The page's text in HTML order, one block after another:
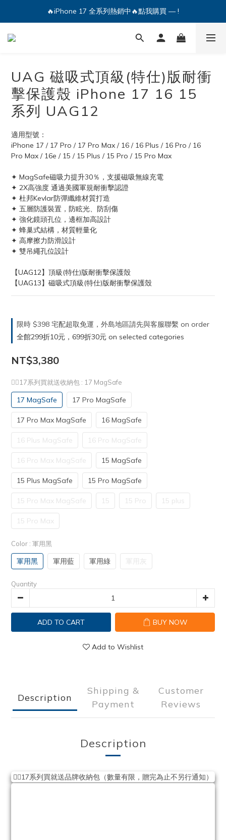
🔥iPhone 17 全系列熱銷中🔥點我購買 — !
🔥iPhone 17 全系列熱銷中🔥點我購買 — !
💕加入Q哥 Line 新好友領優惠券！🎫
UAG 磁吸式頂級(特仕)版耐衝
擊保護殼 iPhone 17 16 15
系列 UAG12
適用型號：
iPhone 17 / 17 Pro / 17 Pro Max / 16 / 16 Plus / 16 Pro / 16
Pro Max / 16e / 15 / 15 Plus / 15 Pro / 15 Pro Max
✦ MagSafe磁吸力提升30％，支援磁吸無線充電
✦ 2X高強度 通過美國軍規耐衝擊認證
✦ 杜邦Kevlar防彈纖維材質打造
✦ 五層防護裝置，防眩光、防刮傷
✦ 強化鏡頭孔位，邊框加高設計
✦ 蜂巢式結構，材質輕量化
✦ 高摩擦力防滑設計
✦ 雙吊繩孔位設計
【UAG12】頂級(特仕)版耐衝擊保護殼
【UAG13】磁吸式頂級(特仕)版耐衝擊保護殼
限時 $398 宅配超取免運，外島地區請先與客服聯繫 on order
全館299折10元，699折30元 on selected categories
NT$3,380
❤️‍🔥17系列買就送收納包 : 17 MagSafe
17 MagSafe 17 Pro MagSafe
17 Pro Max MagSafe 16 MagSafe
16 Plus MagSafe 16 Pro MagSafe
16 Pro Max MagSafe 15 MagSafe
15 Plus MagSafe 15 Pro MagSafe
15 Pro Max MagSafe 15 15 Pro 15 plus
15 Pro Max
Color : 軍用黑
軍用黑 軍用藍 軍用綠 軍用灰
Quantity
ADD TO CART BUY NOW
Add to Wishlist
Description
Shipping &
Payment
Customer
Reviews
Description
❤️‍🔥17系列買就送品牌收納包（數量有限，贈完為止不另行通知）